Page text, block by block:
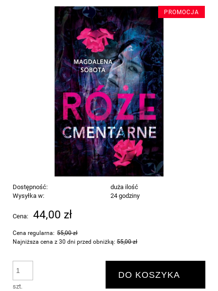
PROMOCJA
Dostępność:
duża ilość
Wysyłka w:
24 godziny
Cena: 44,00 zł
Cena regularna: 55,00 zł
Najniższa cena z 30 dni przed obniżką: 55,00 zł
szt.
DO KOSZYKA